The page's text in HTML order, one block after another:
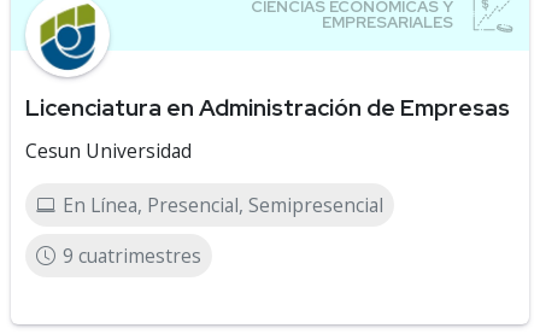
Licenciatura en Administración de Empresas
Cesun Universidad
En Línea, Presencial, Semipresencial
9 cuatrimestres